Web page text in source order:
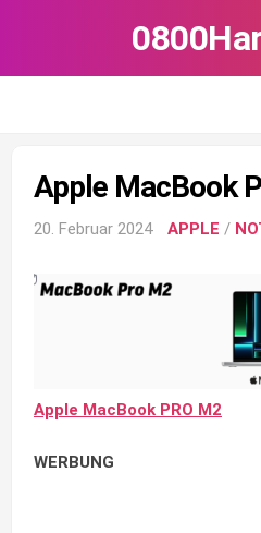
Apple MacBook
20. Februar 2024 APPLE /
Apple MacBook PRO M2
WERBUNG